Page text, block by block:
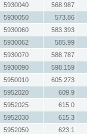
5930040
568.987
5930050
573.86
5930060
583.393
5930062
585.99
5930070
588.787
5930090
598.159
5950010
605.273
5952020
609.9
5952025
615.0
5952030
615.3
5952050
623.1